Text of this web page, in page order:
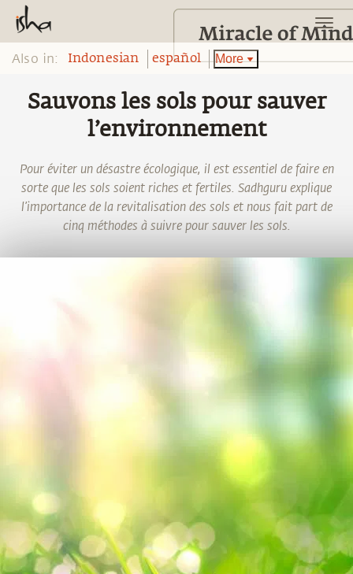
Also in: Indonesian español More
Sauvons les sols pour sauver
l’environnement
Pour éviter un désastre écologique, il est essentiel de faire en
sorte que les sols soient riches et fertiles. Sadhguru explique
l’importance de la revitalisation des sols et nous fait part de
cinq méthodes à suivre pour sauver les sols.